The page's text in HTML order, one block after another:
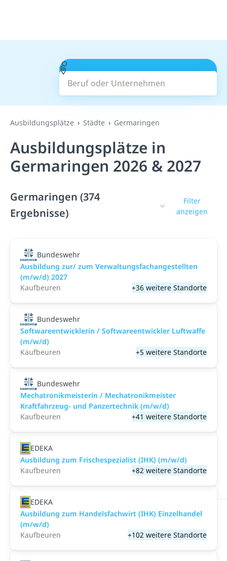
Beruf oder Unternehmen
Suchen
Ausbildungsplätze Städte Germaringen
Ausbildungsplätze in
Germaringen 2026 & 2027
Germaringen (374
Ergebnisse)
Filter
anzeigen
Bundeswehr
Ausbildung zur/ zum Verwaltungsfachangestellten
(m/w/d) 2027
Kaufbeuren
+36 weitere Standorte
Bundeswehr
Softwareentwicklerin / Softwareentwickler Luftwaffe
(m/w/d)
Kaufbeuren
+5 weitere Standorte
Bundeswehr
Mechatronikmeisterin / Mechatronikmeister
Kraftfahrzeug- und Panzertechnik (m/w/d)
Kaufbeuren
+41 weitere Standorte
EDEKA
Ausbildung zum Frischespezialist (IHK) (m/w/d)
Kaufbeuren
+82 weitere Standorte
EDEKA
Ausbildung zum Handelsfachwirt (IHK) Einzelhandel
(m/w/d)
Kaufbeuren
+102 weitere Standorte